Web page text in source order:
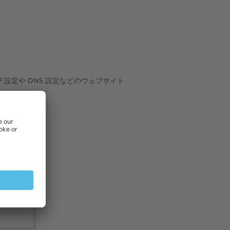
設定や DNS 設定などのウェブサイト